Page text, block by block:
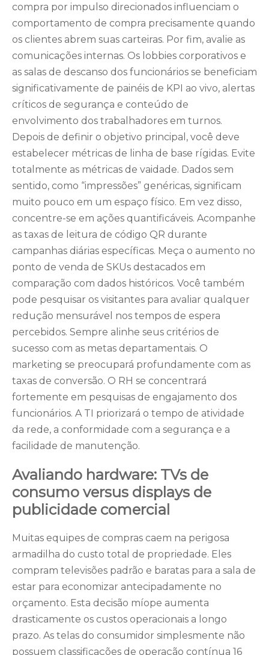
compra por impulso direcionados influenciam o
comportamento de compra precisamente quando
os clientes abrem suas carteiras. Por fim, avalie as
comunicações internas. Os lobbies corporativos e
as salas de descanso dos funcionários se beneficiam
significativamente de painéis de KPI ao vivo, alertas
críticos de segurança e conteúdo de
envolvimento dos trabalhadores em turnos.
Depois de definir o objetivo principal, você deve
estabelecer métricas de linha de base rígidas. Evite
totalmente as métricas de vaidade. Dados sem
sentido, como “impressões” genéricas, significam
muito pouco em um espaço físico. Em vez disso,
concentre-se em ações quantificáveis. Acompanhe
as taxas de leitura de código QR durante
campanhas diárias específicas. Meça o aumento no
ponto de venda de SKUs destacados em
comparação com dados históricos. Você também
pode pesquisar os visitantes para avaliar qualquer
redução mensurável nos tempos de espera
percebidos. Sempre alinhe seus critérios de
sucesso com as metas departamentais. O
marketing se preocupará profundamente com as
taxas de conversão. O RH se concentrará
fortemente em pesquisas de engajamento dos
funcionários. A TI priorizará o tempo de atividade
da rede, a conformidade com a segurança e a
facilidade de manutenção.
Avaliando hardware: TVs de
consumo versus displays de
publicidade comercial
Muitas equipes de compras caem na perigosa
armadilha do custo total de propriedade. Eles
compram televisões padrão e baratas para a sala de
estar para economizar antecipadamente no
orçamento. Esta decisão míope aumenta
drasticamente os custos operacionais a longo
prazo. As telas do consumidor simplesmente não
possuem classificações de operação contínua 16